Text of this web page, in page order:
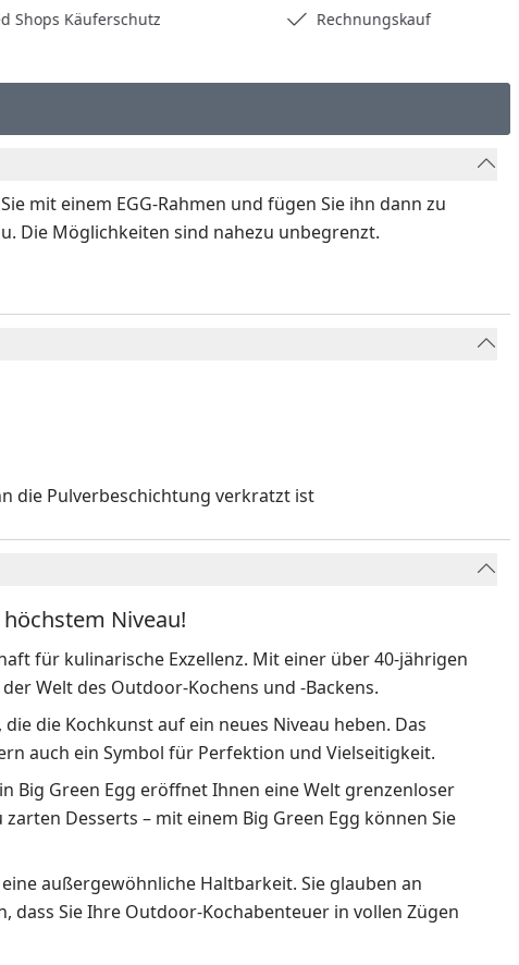
Shops Käuferschutz Rechnungskauf
mit einem EGG-Rahmen und fügen Sie ihn dann zu
Die Möglichkeiten sind nahezu unbegrenzt.
die Pulverbeschichtung verkratzt ist
Niveau!
für kulinarische Exzellenz. Mit einer über 40-jährigen
Welt des Outdoor-Kochens und -Backens.
die Kochkunst auf ein neues Niveau heben. Das
auch ein Symbol für Perfektion und Vielseitigkeit.
Big Green Egg eröffnet Ihnen eine Welt grenzenloser
Desserts – mit einem Big Green Egg können Sie
außergewöhnliche Haltbarkeit. Sie glauben an
Sie Ihre Outdoor-Kochabenteuer in vollen Zügen